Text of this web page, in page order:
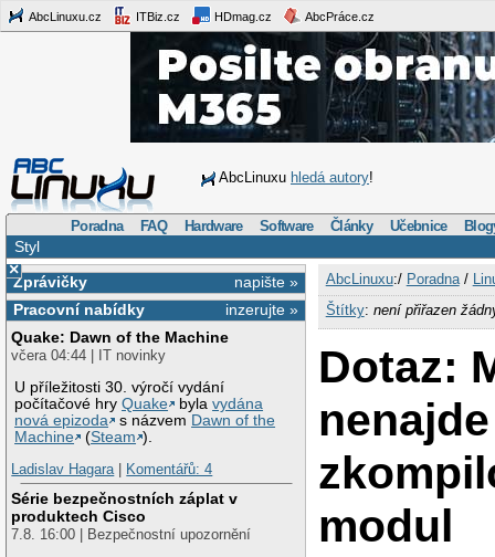
AbcLinuxu.cz ITBiz.cz HDmag.cz AbcPráce.cz
AbcLinuxu hledá autory!
Poradna FAQ Hardware Software Články Učebnice
Styl
×
napište »
Zprávičky
inzerujte »
Pracovní nabídky
Quake: Dawn of the Machine
včera 04:44 | IT novinky
U příležitosti 30. výročí vydání
počítačové hryQuake bylavydána
nová epizoda
s názvem Dawn of the
Machine
(Steam ).
Ladislav Hagara| Komentářů: 4
Série bezpečnostních záplat v
produktech Cisco
7.8. 16:00 | Bezpečnostní upozornění
AbcLinuxu:/ Poradna/
Štítky: není přiřazen
Dotaz:
nenajde
modul